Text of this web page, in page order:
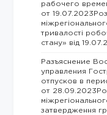
рабочего
от
тривалості
стану» від
Разъяснение
управления
отпусков в
от
затвердження